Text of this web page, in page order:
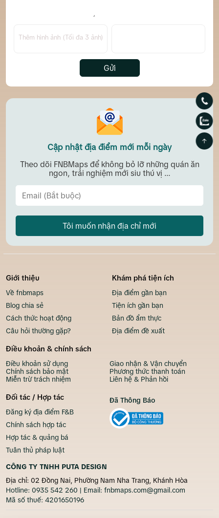
Thêm hình ảnh (Tối đa 3 ảnh)
Gửi
Cập nhật địa điểm mới mỗi ngày
Theo dõi FNBMaps để không bỏ lỡ những quán ăn
ngon, trải nghiệm mới siu thú vị ...
Tôi muốn nhận địa chỉ mới
Giới thiệu
Về fnbmaps
Blog chia sẻ
Cách thức hoạt động
Câu hỏi thường gặp?
Khám phá tiện ích
Địa điểm gần bạn
Tiện ích gần bạn
Bản đồ ẩm thực
Địa điểm đề xuất
Điều khoản & chính sách
Điều khoản sử dụng
Chính sách bảo mật
Miễn trừ trách nhiệm
Giao nhận & Vận chuyển
Phương thức thanh toán
Liên hệ & Phản hồi
Đối tác / Hợp tác
Đăng ký địa điểm F&B
Chính sách hợp tác
Hợp tác & quảng bá
Tuân thủ pháp luật
CÔNG TY TNHH PUTA DESIGN
Địa chỉ: 02 Đồng Nai, Phường Nam Nha Trang, Khánh Hòa
Hotline: 0935 542 260 | Email: fnbmaps.com@gmail.com
Mã số thuế: 4201650196
Đã Thông Báo